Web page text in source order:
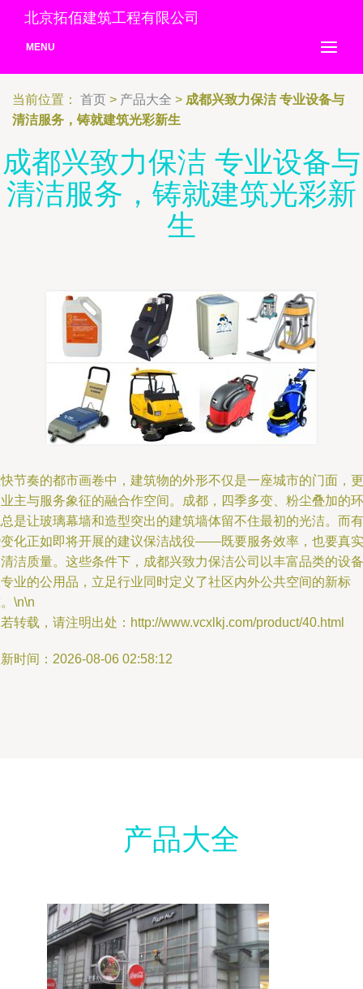
北京拓佰建筑工程有限公司
MENU
当前位置： 首页 > 产品大全 > 成都兴致力保洁 专业设备与
清洁服务，铸就建筑光彩新生
成都兴致力保洁 专业设备与
清洁服务，铸就建筑光彩新
生
节奏的都市画卷中，建筑物的外形不仅是一座城市的门面，更
主与服务象征的融合作空间。成都，四季多变、粉尘叠加的环
是让玻璃幕墙和造型突出的建筑墙体留不住最初的光洁。而有
化正如即将开展的建议保洁战役——既要服务效率，也要真实
洁质量。这些条件下，成都兴致力保洁公司以丰富品类的设备
业的公用品，立足行业同时定义了社区内外公共空间的新标
\n\n
转载，请注明出处：http://www.vcxlkj.com/product/40.html
时间：2026-08-06 02:58:12
产品大全